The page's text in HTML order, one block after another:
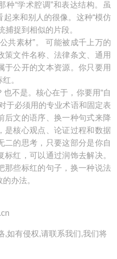
种“学术腔调”和表达结构。虽
来和别人的很像。这种“模仿
捕捉到相似的片段。
共素材”。 可能被成千上万的
策文件名称、法律条文、通用
于公开的文本资源。你只要用
。
不是。核心在于，你要用“自
于必须用的专业术语和固定表
后文的语序、换一种句式来降
是核心观点、论证过程和数据
二的思考，只要这部分是你自
红，可以通过润饰去解决。
那些标红的句子，换一种说法
办法。
,如有侵权,请联系我们,我们将